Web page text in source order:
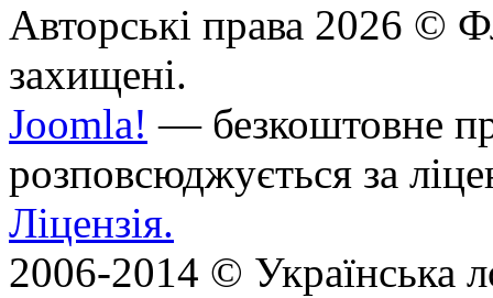
Авторські права 2026 ©
захищені.
Joomla! — безкоштовне
розповсюджується за
Ліцензія.
2006-2014 © Українська